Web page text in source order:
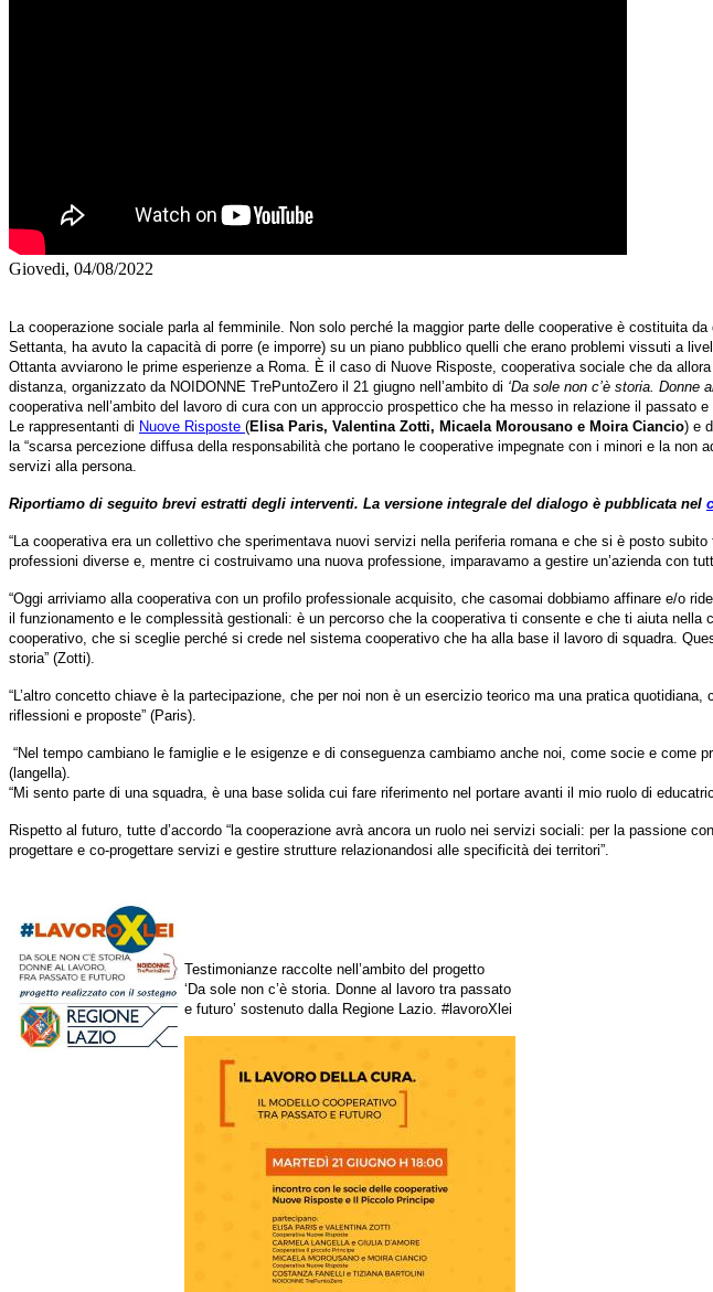
Giovedi, 04/08/2022
La cooperazione sociale parla al femminile. Non solo perché la maggior parte delle cooperative è costituita
Settanta, ha avuto la capacità di porre (e imporre) su un piano pubblico quelli che erano problemi vissuti a
Ottanta avviarono le prime esperienze a Roma. È il caso di Nuove Risposte, cooperativa sociale che da
distanza, organizzato da NOIDONNE TrePuntoZero il 21 giugno nell’ambito di ‘Da sole non c’è storia. Donne
cooperativa nell’ambito del lavoro di cura con un approccio prospettico che ha messo in relazione il passato e
Le rappresentanti di Nuove Risposte (Elisa Paris, Valentina Zotti, Micaela Morousano e Moira Ciancio) e
la “scarsa percezione diffusa della responsabilità che portano le cooperative impegnate con i minori e la non
servizi alla persona.
Riportiamo di seguito brevi estratti degli interventi. La versione integrale del dialogo è pubblicata nel
“La cooperativa era un collettivo che sperimentava nuovi servizi nella periferia romana e che si è posto
professioni diverse e, mentre ci costruivamo una nuova professione, imparavamo a gestire un’azienda con
“Oggi arriviamo alla cooperativa con un profilo professionale acquisito, che casomai dobbiamo affinare e/o
il funzionamento e le complessità gestionali: è un percorso che la cooperativa ti consente e che ti aiuta
cooperativo, che si sceglie perché si crede nel sistema cooperativo che ha alla base il lavoro di squadra.
storia” (Zotti).
“L’altro concetto chiave è la partecipazione, che per noi non è un esercizio teorico ma una pratica
riflessioni e proposte” (Paris).
“Nel tempo cambiano le famiglie e le esigenze e di conseguenza cambiamo anche noi, come socie e
(langella).
“Mi sento parte di una squadra, è una base solida cui fare riferimento nel portare avanti il mio ruolo di
Rispetto al futuro, tutte d’accordo “la cooperazione avrà ancora un ruolo nei servizi sociali: per la passione
progettare e co-progettare servizi e gestire strutture relazionandosi alle specificità dei territori”.
Testimonianze raccolte nell’ambito del progetto
‘Da sole non c’è storia. Donne al lavoro tra passato
e futuro’ sostenuto dalla Regione Lazio. #lavoroXlei